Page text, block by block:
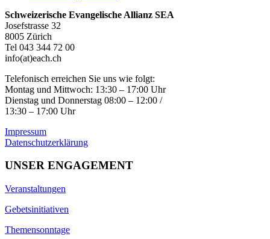
Schweizerische Evangelische Allianz SEA
Josefstrasse 32
8005 Zürich
Tel 043 344 72 00
info(at)each.ch
Telefonisch erreichen Sie uns wie folgt:
Montag und Mittwoch: 13:30 – 17:00 Uhr
Dienstag und Donnerstag 08:00 – 12:00 /
13:30 – 17:00 Uhr
Impressum
Datenschutzerklärung
UNSER ENGAGEMENT
Veranstaltungen
Gebetsinitiativen
Themensonntage